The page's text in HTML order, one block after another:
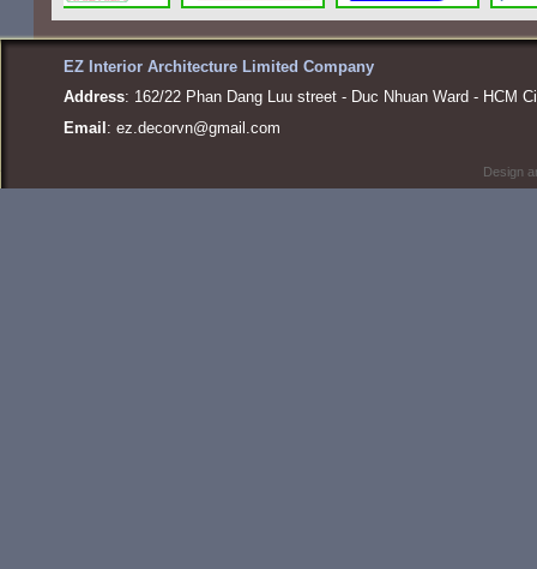
EZ Interior Architecture Limited Company
Address: 162/22 Phan Dang Luu street - Duc Nhuan Ward - HCM
Email : ez.decorvn@gmail.com
Design